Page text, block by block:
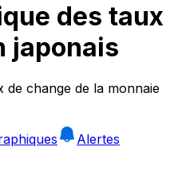
des taux
japonais
de change de la monnaie
Alertes